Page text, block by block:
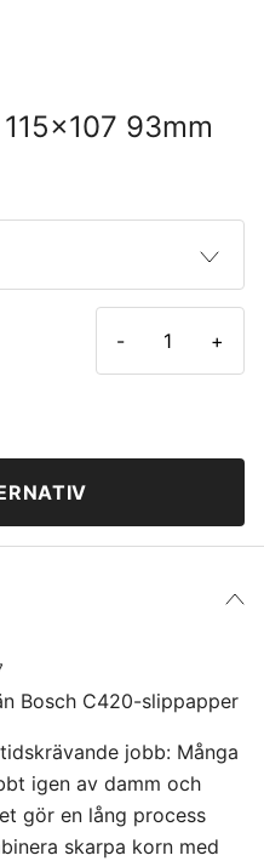
93mm
47 kr
45 kr
50 kr
44 kr
- +
Bosch C420-slippapper
jobb: Många
igen av damm och
gör en lång process
skarpa korn med